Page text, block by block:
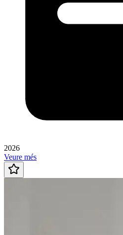
2026
Veure més